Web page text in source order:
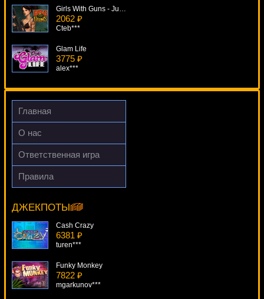
Girls With Guns - Jungle Heat
2062 ₽
Cteb***
Glam Life
3775 ₽
alex***
Santa's Wild Ride
4667 ₽
aleg***
Главная
О нас
Ответственная игра
Правила
ДЖЕКПОТЫ
Captain Venture
turen***
Cash Crazy
6381 ₽
turen***
Funky Monkey
7822 ₽
mgarkunov***